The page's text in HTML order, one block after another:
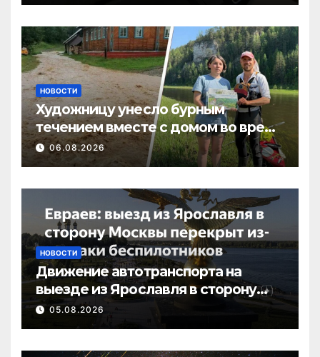
НОВОСТИ
Художницу унесло бурным
течением вместе с домом во время
потопа в Пермском крае
06.08.2026
НОВОСТИ
Движение автотранспорта на
выезде из Ярославля в сторону
Москвы перекрыто в связи с
05.08.2026